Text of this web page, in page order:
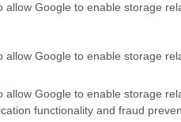
allow Google to enable storage
allow Google to enable storage
allow Google to enable storage
functionality and fraud
sull’importanza di
,discernimentoe
ma un atto
In questo contesto, è